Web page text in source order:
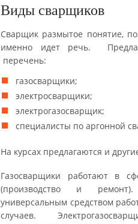
Виды сварщиков
Сварщик размытое понятие,
именно идет речь.
перечень:
газосварщики;
электросварщики;
электрогазосварщик;
специалисты по аргонной
На курсах предлагаются и
Газосварщики работают в
(производство и ремонт).
универсальным средством
случаев.